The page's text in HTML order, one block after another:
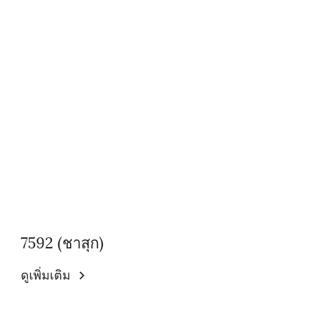
7592 (ชาสุก)
ดูเพิ่มเติม